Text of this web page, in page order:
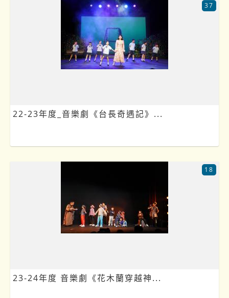
22-23年度_音樂劇《台長奇遇記》...
37
23-24年度 音樂劇《花木蘭穿越神...
18